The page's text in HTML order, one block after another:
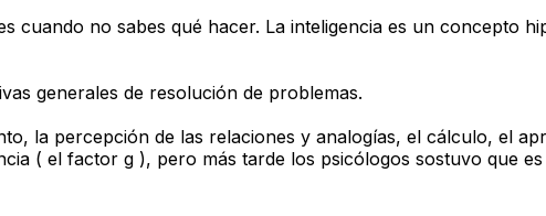
cuando no sabes qué hacer. La inteligencia es un concepto
generales de resolución de problemas.
la percepción de las relaciones y analogías, el cálculo, el
( el factor g ), pero más tarde los psicólogos sostuvo que